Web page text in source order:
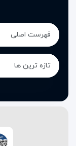
فهرست اصلی
تازه ترین ها